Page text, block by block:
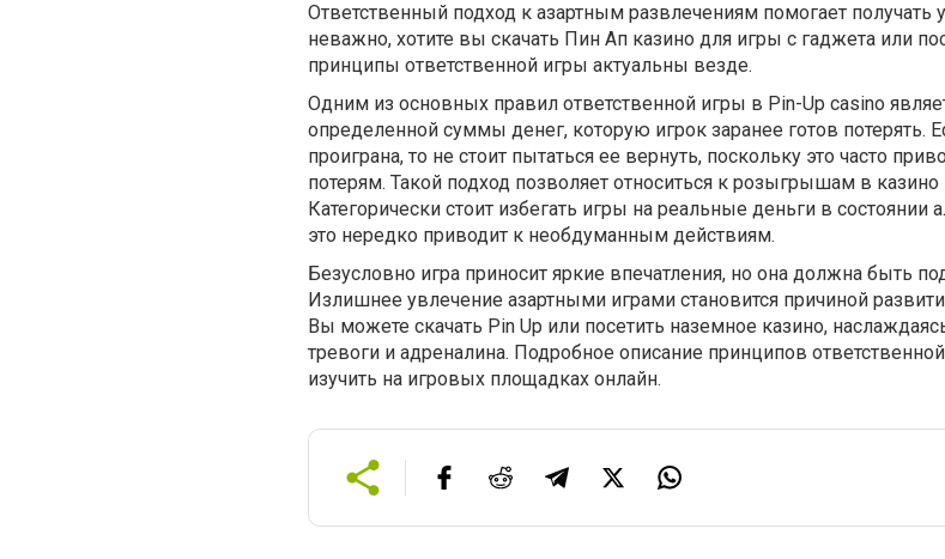
Ответственный подход к азартным развлечениям помогает получать
неважно, хотите вы скачать Пин Ап казино для игры с гаджета или
принципы ответственной игры актуальны везде.
Одним из основных правил ответственной игры в Pin-Up casino
определенной суммы денег, которую игрок заранее готов потерять.
проиграна, то не стоит пытаться ее вернуть, поскольку это часто
потерям. Такой подход позволяет относиться к розыгрышам в
Категорически стоит избегать игры на реальные деньги в состоянии
это нередко приводит к необдуманным действиям.
Безусловно игра приносит яркие впечатления, но она должна быть
Излишнее увлечение азартными играми становится причиной
Вы можете скачать Pin Up или посетить наземное казино,
тревоги и адреналина. Подробное описание принципов
изучить на игровых площадках онлайн.